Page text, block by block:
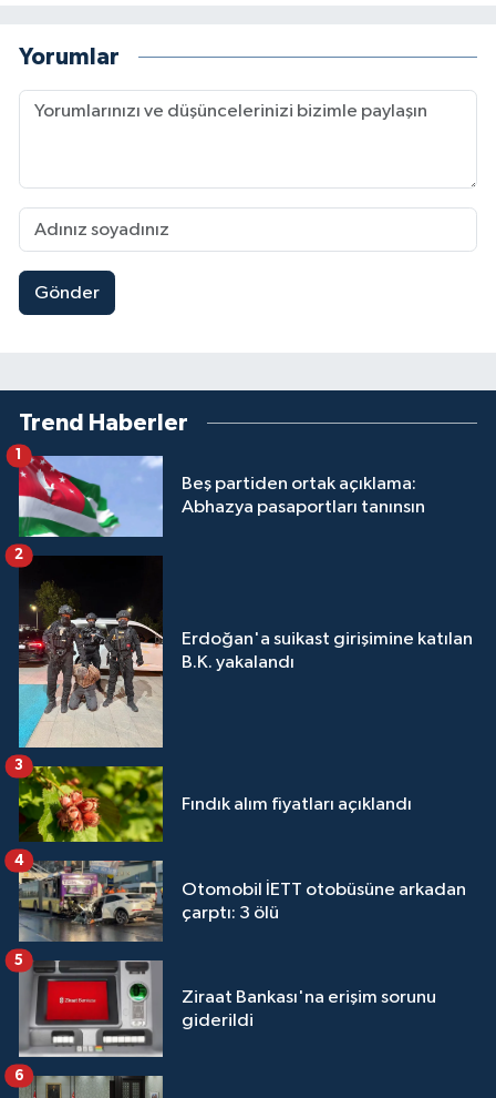
Yorumlar
Gönder
Trend Haberler
Beş partiden ortak açıklama:
Abhazya pasaportları tanınsın
1
Erdoğan'a suikast girişimine katılan
B.K. yakalandı
2
Fındık alım fiyatları açıklandı
3
Otomobil İETT otobüsüne arkadan
çarptı: 3 ölü
4
Ziraat Bankası'na erişim sorunu
giderildi
5
6